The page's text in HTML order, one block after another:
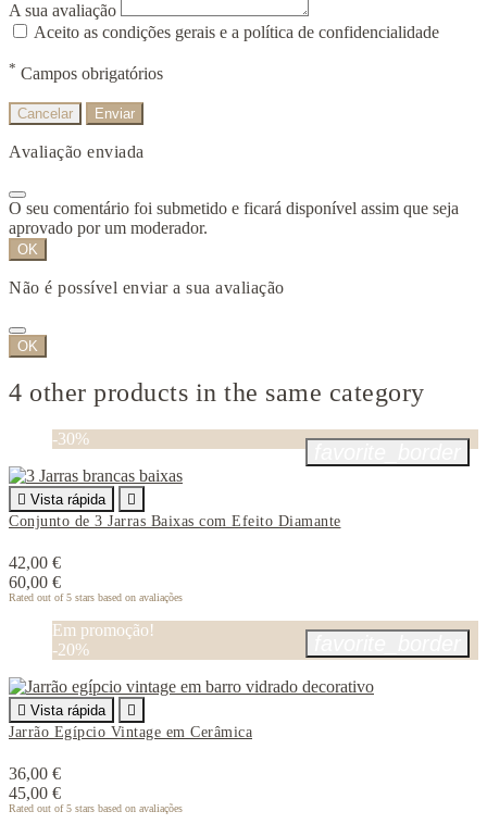
A sua avaliação
Aceito as condições gerais e a política de confidencialidade
* Campos obrigatórios
Cancelar Enviar
Avaliação enviada
O seu comentário foi submetido e ficará disponível assim que seja
aprovado por um moderador.
OK
Não é possível enviar a sua avaliação
OK
4 other products in the same category
-30%
 Vista rápida

Conjunto de 3 Jarras Baixas com Efeito Diamante
42,00 €
60,00 €
Rated out of 5 stars based on avaliações
Em promoção!
-20%
 Vista rápida

Jarrão Egípcio Vintage em Cerâmica
36,00 €
45,00 €
Rated out of 5 stars based on avaliações